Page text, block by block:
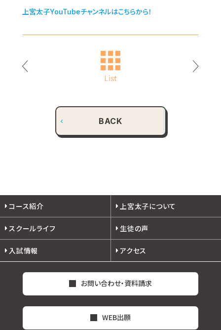
上宮太子YouTubeチャンネルはこちらから！
BACK
コース紹介 上宮太子について
スクールライフ 生徒の声
入試情報 アクセス
お問い合わせ・資料請求
WEB出願